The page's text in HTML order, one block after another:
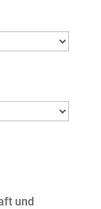
und